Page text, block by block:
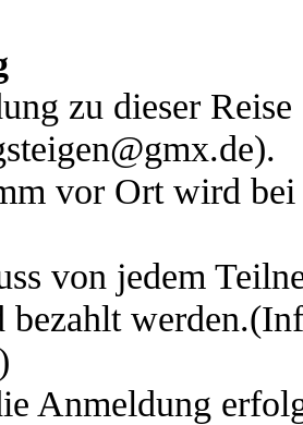
zu dieser
vor Ort wird
von jedem
bezahlt
Anmeldung